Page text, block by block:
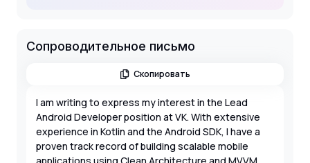
Сопроводительное письмо
Скопировать
I am writing to express my interest in the Lead
Android Developer position at VK. With extensive
experience in Kotlin and the Android SDK, I have a
proven track record of building scalable mobile
applications using Clean Architecture and MVVM.